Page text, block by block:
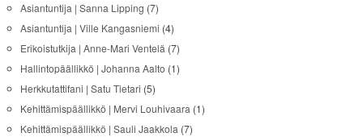
Asiantuntija | Sanna Lipping (7)
Asiantuntija | Ville Kangasniemi (4)
Erikoistutkija | Anne-Mari Ventelä (7)
Hallintopäällikkö | Johanna Aalto (1)
Herkkutattifani | Satu Tietari (5)
Kehittämispäällikkö | Mervi Louhivaara (1)
Kehittämispäällikkö | Sauli Jaakkola (7)